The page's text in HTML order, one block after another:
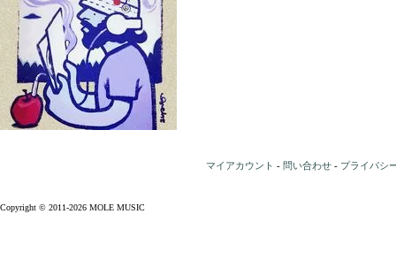
マイアカウント - 問い合わせ - プライバシ
Copyright © 2011-2026 MOLE MUSIC